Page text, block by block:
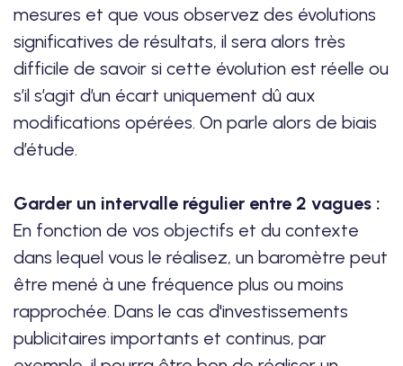
mesures et que vous observez des évolutions
significatives de résultats, il sera alors très
difficile de savoir si cette évolution est réelle ou
s’il s’agit d’un écart uniquement dû aux
modifications opérées. On parle alors de biais
d’étude.
Garder un intervalle régulier entre 2 vagues :
En fonction de vos objectifs et du contexte
dans lequel vous le réalisez, un baromètre peut
être mené à une fréquence plus ou moins
rapprochée. Dans le cas d'investissements
publicitaires importants et continus, par